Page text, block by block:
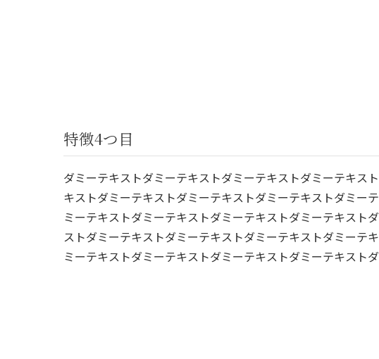
特徴4つ目
ダミーテキストダミーテキストダミーテキストダミーテキス
キストダミーテキストダミーテキストダミーテキストダミー
ミーテキストダミーテキストダミーテキストダミーテキスト
ストダミーテキストダミーテキストダミーテキストダミーテ
ミーテキストダミーテキストダミーテキストダミーテキスト